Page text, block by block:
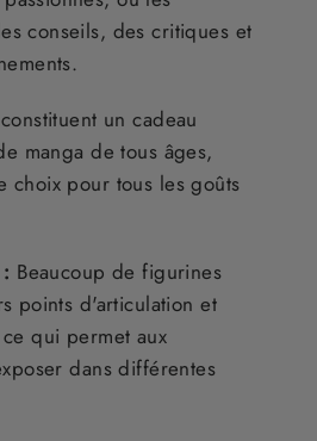
conseils, des critiques et
un cadeau
manga de tous âges,
choix pour tous les goûts
Beaucoup de figurines
points d'articulation et
qui permet aux
dans différentes